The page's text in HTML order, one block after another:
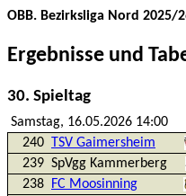
OBB. Bezirksliga Nord 2025/
Ergebnisse und
30. Spieltag
Samstag, 16.05.2026 14:00
240 TSV Gaimersheim
239 SpVgg Kammerberg
238
FC Moosinning